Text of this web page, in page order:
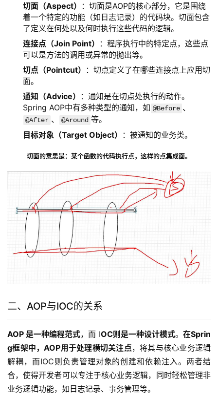
切面（Aspect）
：切面是AOP的核心部分，它是围绕
着一个特定的功能（如日志记录）的代码块。切面包含
了定义在何处以及何时执行这些代码的逻辑。
连接点（Join Point）
：程序执行中的特定点，这些点
可以是方法的调用或异常的抛出等。
切点（Pointcut）
：切点定义了在哪些连接点上应用切
面。
通知（Advice）
：通知是在切点处执行的动作。
Spring AOP中有多种类型的通知，如 @Before 、
@After 、 @Around 等。
目标对象（Target Object）
：被通知的业务类。
切面的意思是：某个函数的代码执行点，这样的点集成面。
二、AOP与IOC的关系
AOP 是一种编程范式，而 IOC则是一种设计模式。 在Sprin
g框架中，AOP用于处理横切关注点，将其与核心业务逻辑
解耦，而IOC则负责管理对象的创建和依赖注入。两者结
合，使得开发者可以专注于核心业务逻辑，同时轻松管理非
业务逻辑功能，如日志记录、事务管理等。